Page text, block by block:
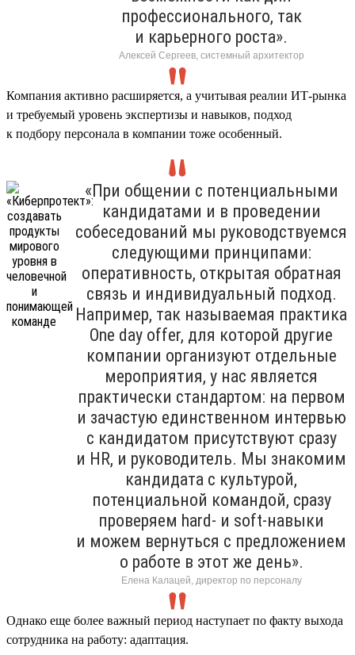
профессионального, так
и карьерного роста».
Алексей Сергеев, системный архитектор
Компания активно расширяется, а учитывая реалии ИТ-рынка
и требуемый уровень экспертизы и навыков, подход
к подбору персонала в компании тоже особенный.
«При общении с потенциальными
кандидатами и в проведении
собеседований мы руководствуемся
следующими принципами:
оперативность, открытая обратная
связь и индивидуальный подход.
Например, так называемая практика
One day offer, для которой другие
компании организуют отдельные
мероприятия, у нас является
практически стандартом: на первом
и зачастую единственном интервью
с кандидатом присутствуют сразу
и HR, и руководитель. Мы знакомим
кандидата с культурой,
потенциальной командой, сразу
проверяем hard- и soft-навыки
и можем вернуться с предложением
о работе в этот же день».
Елена Калацей, директор по персоналу
Однако еще более важный период наступает по факту выхода
сотрудника на работу: адаптация.